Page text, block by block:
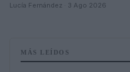
Lucía Fernández · 3 Ago 2026
MÁS LEÍDOS